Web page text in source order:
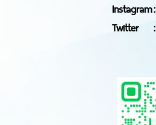
Instagram:
Twitter
: